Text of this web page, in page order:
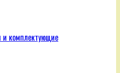
и комплектующие